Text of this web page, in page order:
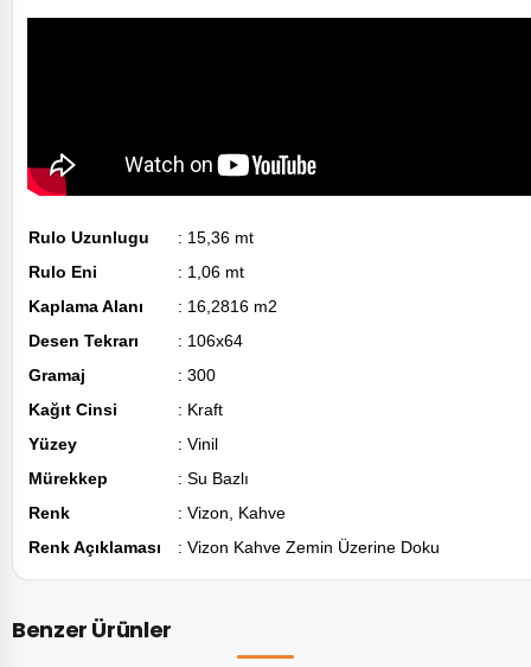
Rulo Uzunlugu
: 15,36 mt
Rulo Eni
: 1,06 mt
Kaplama Alanı
: 16,2816 m2
Desen Tekrarı
: 106x64
Gramaj
: 300
Kağıt Cinsi
: Kraft
Yüzey
: Vinil
Mürekkep
: Su Bazlı
Renk
: Vizon, Kahve
Renk Açıklaması
: Vizon Kahve Zemin Üzerine Doku
Benzer Ürünler